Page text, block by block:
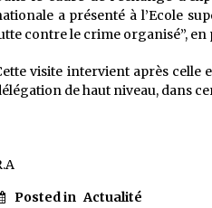
a présenté à l’Ecole
contre le crime organisé”, en
visite intervient après celle
de haut niveau, dans
Posted in Actualité